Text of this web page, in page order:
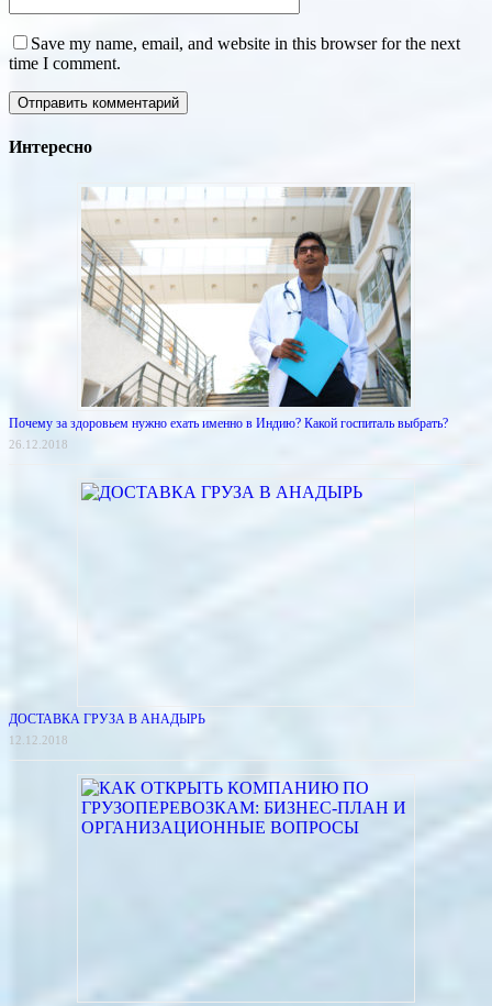
Save my name, email, and website in this browser for the next
time I comment.
Интересно
Почему за здоровьем нужно ехать именно в Индию? Какой госпиталь выбрать?
26.12.2018
ДОСТАВКА ГРУЗА В АНАДЫРЬ
12.12.2018